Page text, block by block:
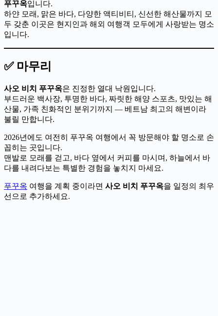
푸꾸옥입니다.
하얀 모래, 맑은 바다, 다양한 액티비티, 신선한 해산물까지 모
두 갖춘 이곳은 현지인과 해외 여행객 모두에게 사랑받는 명소
입니다.
✅ 마무리
사오 비치 푸꾸옥은 진정한 열대 낙원입니다.
부드러운 백사장, 투명한 바다, 짜릿한 해양 스포츠, 맛있는 해
산물, 가족 친화적인 분위기까지 — 베트남 최고의 해변이라
불릴 만합니다.
2026년에도 여전히 푸꾸옥 여행에서 꼭 방문해야 할 명소로 손
꼽히는 곳입니다.
맨발로 모래를 걷고, 바다 옆에서 커피를 마시며, 하늘에서 바
다를 내려다보는 특별한 경험을 놓치지 마세요.
푸꾸옥 여행을 계획 중이라면 사오 비치 푸꾸옥을 일정의 최우
선으로 추가하세요.